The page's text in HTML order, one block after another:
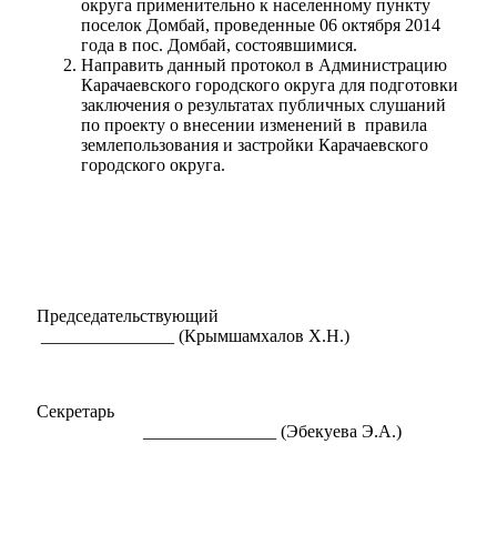
округа применительно к населенному пункту
поселок Домбай, проведенные 06 октября 2014
года в пос. Домбай, состоявшимися.
Направить данный протокол в Администрацию
Карачаевского городского округа для подготовки
заключения о результатах публичных слушаний
по проекту о внесении изменений в правила
землепользования и застройки Карачаевского
городского округа.
Председательствующий
_______________ (Крымшамхалов Х.Н.)
Секретарь
_______________ (Эбекуева Э.А.)